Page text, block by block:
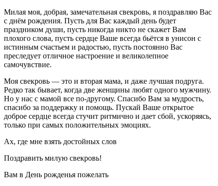
Милая моя, добрая, замечательная свекровь, я поздравляю Вас
с днём рождения. Пусть для Вас каждый день будет
праздником души, пусть никогда никто не скажет Вам
плохого слова, пусть сердце Ваше всегда бьётся в унисон с
истинным счастьем и радостью, пусть постоянно Вас
преследует отличное настроение и великолепное
самочувствие.
Моя свекровь — это и вторая мама, и даже лучшая подруга.
Редко так бывает, когда две женщины любят одного мужчину.
Но у нас с мамой все по-другому. Спасибо Вам за мудрость,
спасибо за поддержку и помощь. Пускай Ваше открытое
доброе сердце всегда стучит ритмично и дает сбой, ускоряясь,
только при самых положительных эмоциях.
Ах, где мне взять достойных слов
Поздравить милую свекровь!
Вам в День рожденья пожелать